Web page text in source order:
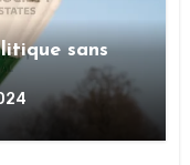
sans